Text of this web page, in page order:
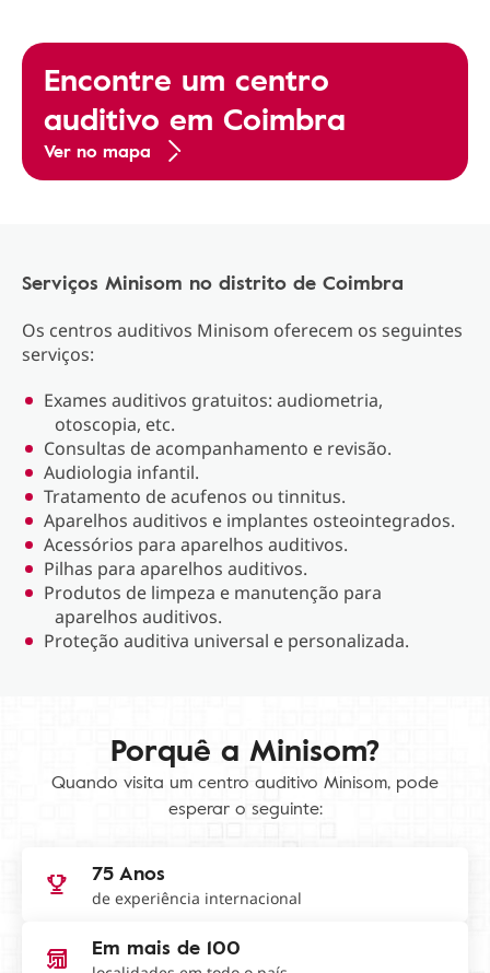
Encontre um centro
auditivo em Coimbra
Ver no mapa
Serviços Minisom no distrito de Coimbra
Os centros auditivos Minisom oferecem os seguintes
serviços:
Exames auditivos gratuitos: audiometria,
otoscopia, etc.
Consultas de acompanhamento e revisão.
Audiologia infantil.
Tratamento de acufenos ou tinnitus.
Aparelhos auditivos e implantes osteointegrados.
Acessórios para aparelhos auditivos.
Pilhas para aparelhos auditivos.
Produtos de limpeza e manutenção para
aparelhos auditivos.
Proteção auditiva universal e personalizada.
Porquê a Minisom?
Quando visita um centro auditivo Minisom, pode
esperar o seguinte:
75 Anos
de experiência internacional
Em mais de 100